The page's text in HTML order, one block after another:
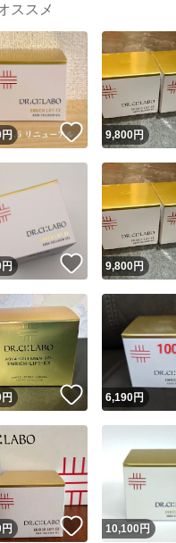
ススメ
円 いいね！
9,800円
円 いいね！
9,800円
円 いいね！
6,190円
円 いいね！
10,100 円